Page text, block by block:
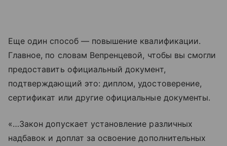
Еще один способ — повышение квалификации.
Главное, по словам Вепренцевой, чтобы вы смогли
предоставить официальный документ,
подтверждающий это: диплом, удостоверение,
сертификат или другие официальные документы.
«…Закон допускает установление различных
надбавок и доплат за освоение дополнительных